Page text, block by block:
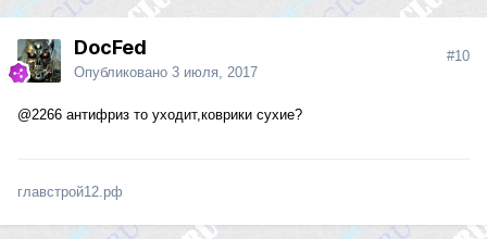
DocFed
Опубликовано 3 июля, 2017
#10
@2266 антифриз то уходит,коврики сухие?
главстрой12.рф